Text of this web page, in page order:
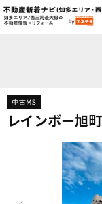
レインボー旭